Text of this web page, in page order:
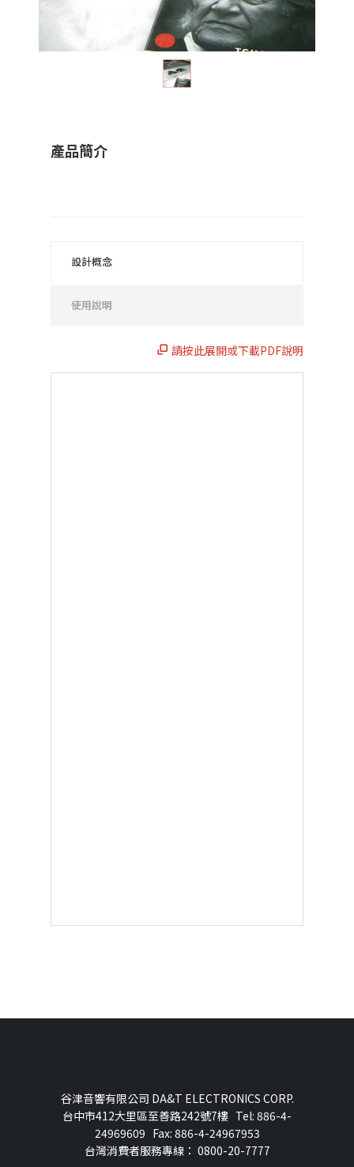
產品簡介
設計概念
使用說明
請按此展開或下載PDF說明
谷津音響有限公司 DA&T ELECTRONICS CORP.
台中市412大里區至善路242號7樓 Tel: 886-4-
24969609 Fax: 886-4-24967953
台灣消費者服務專線： 0800-20-7777